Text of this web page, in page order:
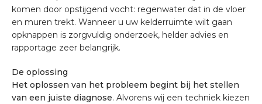
komen door opstijgend vocht: regenwater dat in de vloer
en muren trekt. Wanneer u uw kelderruimte wilt gaan
opknappen is zorgvuldig onderzoek, helder advies en
rapportage zeer belangrijk.
De oplossing
Het oplossen van het probleem begint bij het stellen
van een juiste diagnose. Alvorens wij een techniek kiezen